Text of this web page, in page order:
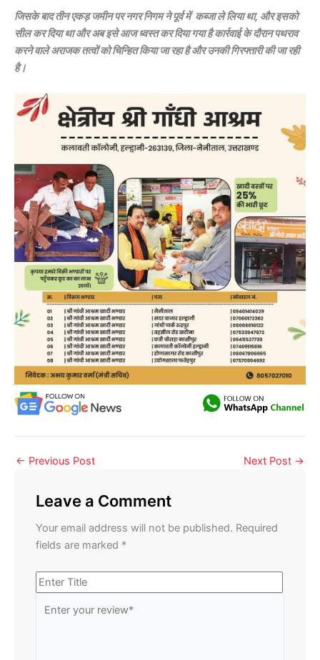
जिसके बाद तीन एकड़ जमीन पर नगर निगम ने पूर्व में कब्जा ले लिया था, और इसको
सील कर दिया था और अब इसे आज ध्वस्त कर दिया गया है कार्रवाई के दौरान पथराव
करने वाले अराजक तत्वों को चिन्हित किया जा रहा है और उनकी गिरफ्तारी की जा रही
है।
← Previous Post Next Post →
Leave a Comment
Your email address will not be published. Required
fields are marked *